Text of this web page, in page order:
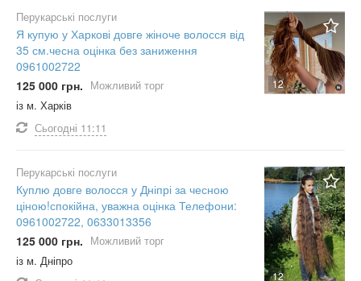
12
Перукарські послуги
Я купую у Харкові довге жіноче волосся від
35 см.чесна оцінка без заниження
0961002722
125 000 грн. Можливий торг
із м. Харків
Сьогодні 11:11
12
Перукарські послуги
Куплю довге волосся у Дніпрі за чесною
ціною!спокійна, уважна оцінка Телефони:
0961002722, 0633013356
125 000 грн. Можливий торг
із м. Дніпро